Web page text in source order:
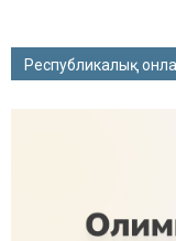
Республикалық